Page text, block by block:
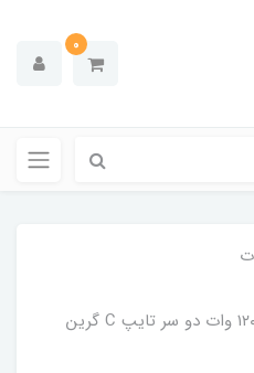
0
کابل شارژ سوپر فست و دیتا ۱۲۰ وات دو سر تایپ C گرین